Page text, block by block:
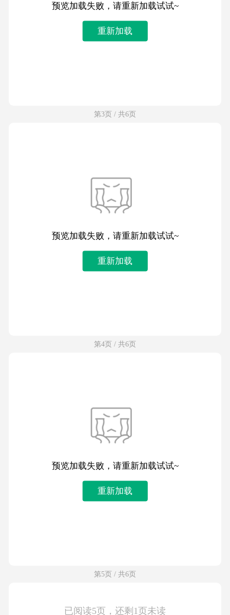
预览加载失败，请重新加载试试~
重新加载
第3页 / 共6页
预览加载失败，请重新加载试试~
重新加载
第4页 / 共6页
预览加载失败，请重新加载试试~
重新加载
第5页 / 共6页
已阅读5页，还剩1页未读